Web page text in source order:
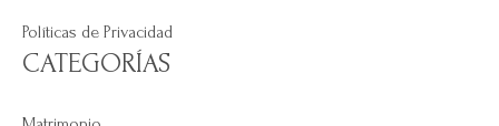
Políticas de Privacidad
CATEGORÍAS